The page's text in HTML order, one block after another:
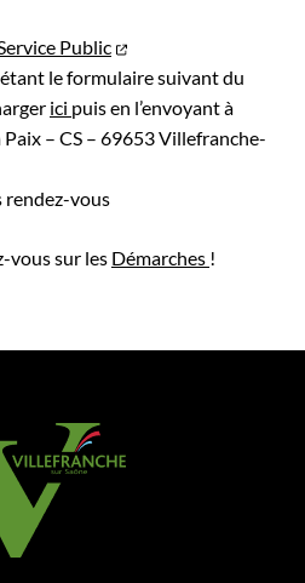
Public
le formulaire suivant du
ici puis en l’envoyant à
Paix – CS – 69653 Villefranche-
rendez-vous
vous sur les Démarches !